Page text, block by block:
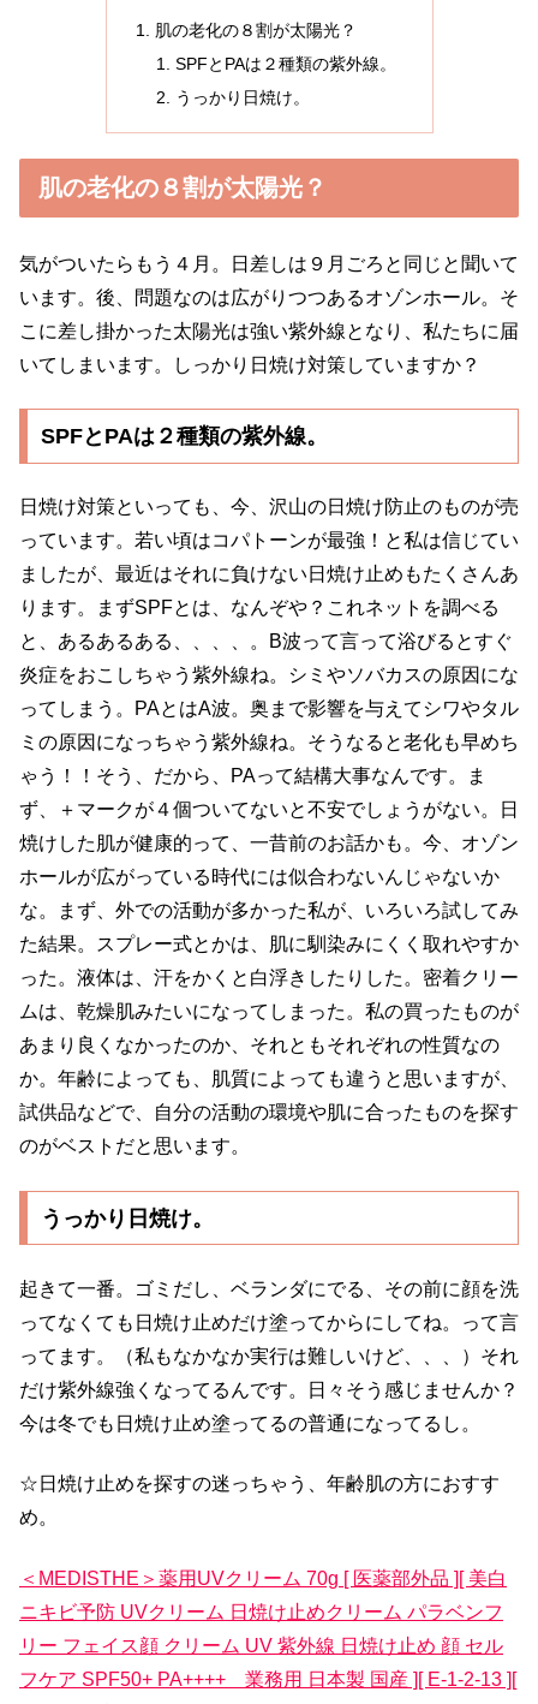
肌の老化の８割が太陽光？
SPFとPAは２種類の紫外線。
うっかり日焼け。
肌の老化の８割が太陽光？
気がついたらもう４月。日差しは９月ごろと同じと聞いて
います。後、問題なのは広がりつつあるオゾンホール。そ
こに差し掛かった太陽光は強い紫外線となり、私たちに届
いてしまいます。しっかり日焼け対策していますか？
SPFとPAは２種類の紫外線。
日焼け対策といっても、今、沢山の日焼け防止のものが売
っています。若い頃はコパトーンが最強！と私は信じてい
ましたが、最近はそれに負けない日焼け止めもたくさんあ
ります。まずSPFとは、なんぞや？これネットを調べる
と、あるあるある、、、、。B波って言って浴びるとすぐ
炎症をおこしちゃう紫外線ね。シミやソバカスの原因にな
ってしまう。PAとはA波。奥まで影響を与えてシワやタル
ミの原因になっちゃう紫外線ね。そうなると老化も早めち
ゃう！！そう、だから、PAって結構大事なんです。ま
ず、＋マークが４個ついてないと不安でしょうがない。日
焼けした肌が健康的って、一昔前のお話かも。今、オゾン
ホールが広がっている時代には似合わないんじゃないか
な。まず、外での活動が多かった私が、いろいろ試してみ
た結果。スプレー式とかは、肌に馴染みにくく取れやすか
った。液体は、汗をかくと白浮きしたりした。密着クリー
ムは、乾燥肌みたいになってしまった。私の買ったものが
あまり良くなかったのか、それともそれぞれの性質なの
か。年齢によっても、肌質によっても違うと思いますが、
試供品などで、自分の活動の環境や肌に合ったものを探す
のがベストだと思います。
うっかり日焼け。
起きて一番。ゴミだし、ベランダにでる、その前に顔を洗
ってなくても日焼け止めだけ塗ってからにしてね。って言
ってます。（私もなかなか実行は難しいけど、、、）それ
だけ紫外線強くなってるんです。日々そう感じませんか？
今は冬でも日焼け止め塗ってるの普通になってるし。
☆日焼け止めを探すの迷っちゃう、年齢肌の方におすす
め。
＜MEDISTHE＞薬用UVクリーム 70g [ 医薬部外品 ][ 美白
ニキビ予防 UVクリーム 日焼け止めクリーム パラベンフ
リー フェイス顔 クリーム UV 紫外線 日焼け止め 顔 セル
フケア SPF50+ PA++++ 業務用 日本製 国産 ][ E-1-2-13 ][